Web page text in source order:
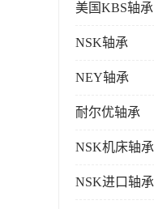
美国KBS轴承
NSK轴承
NEY轴承
耐尔优轴承
NSK机床轴承
NSK进口轴承